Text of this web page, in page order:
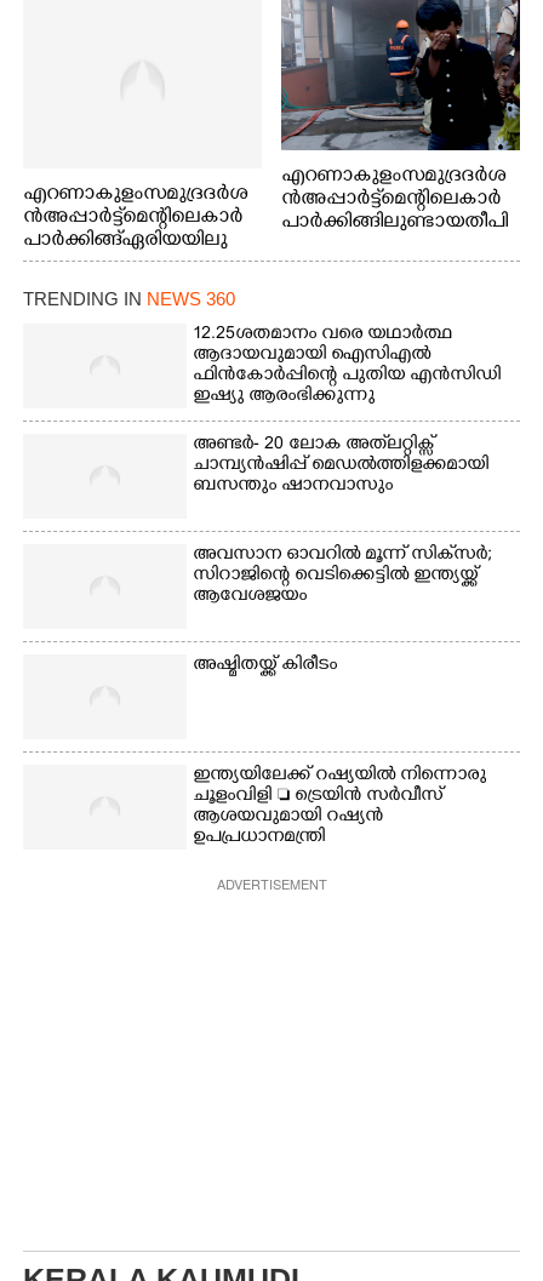
എറണാകുളം സമുദ്ര ദർശ
ൻ അപ്പാർട്ട്മെന്റിലെ കാർ
പാർക്കിങ്ങ് ഏരിയയിലു
ണ്ടായ തീപിടിത്തം അണ
യ്ക്കാൻ ശ്രമിക്കുന്ന ഫയർ
ഫോഴ്സ് ഉദ്യോഗസ്ഥർ
എറണാകുളം സമുദ്ര ദർശ
ൻ അപ്പാർട്ട്മെന്റിലെ കാർ
പാർക്കിങ്ങിലുണ്ടായ തീപി
കാരണം സമീപത്ത് കൂടി
TRENDING IN NEWS 360
12.25ശതമാനം വരെ യഥാർത്ഥ
ആദായവുമായി ഐസിഎൽ
ഫിൻകോർപ്പിന്റെ പുതിയ എൻസിഡി
ഇഷ്യു ആരംഭിക്കുന്നു
അണ്ടർ- 20 ലോക അത്‌ലറ്റിക്സ്
ചാമ്പ്യൻഷിപ്പ് മെഡൽത്തിളക്കമായി
ബസന്തും ഷാനവാസും
അവസാന ഓവറിൽ മൂന്ന് സിക്‌സർ;
സിറാജിന്റെ വെടിക്കെട്ടിൽ ഇന്ത്യയ്ക്ക്
ആവേശജയം
അഷ്മിതയ്ക്ക് കിരീടം
ഇന്ത്യയിലേക്ക് റഷ്യയിൽ നിന്നൊരു
ചൂളംവിളി  ട്രെയിൻ സർവീസ്
ആശയവുമായി റഷ്യൻ
ഉപപ്രധാനമന്ത്രി
ADVERTISEMENT